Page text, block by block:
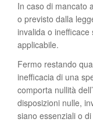
In caso di mancato
o previsto dalla
invalida o inefficace
applicabile.
Fermo restando
inefficacia di una
comporta nullità
disposizioni nulle,
siano essenziali o